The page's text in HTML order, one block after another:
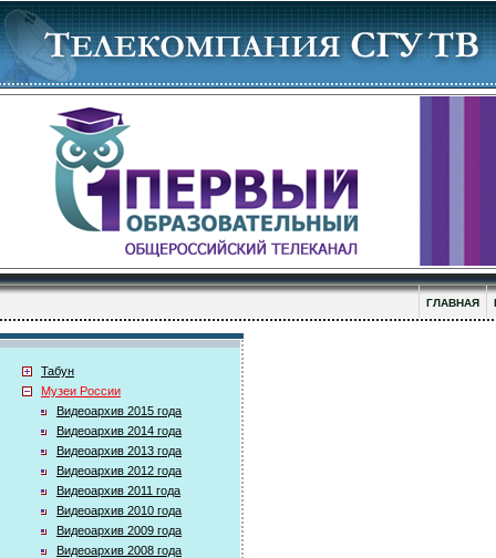
ГЛАВНАЯ
Табун
Музеи России
Видеоархив 2015 года
Видеоархив 2014 года
Видеоархив 2013 года
Видеоархив 2012 года
Видеоархив 2011 года
Видеоархив 2010 года
Видеоархив 2009 года
Видеоархив 2008 года